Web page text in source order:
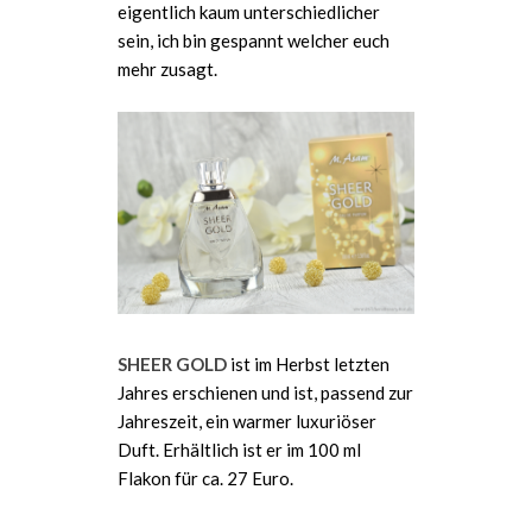
eigentlich kaum unterschiedlicher
sein, ich bin gespannt welcher euch
mehr zusagt.
SHEER GOLD ist im Herbst letzten
Jahres erschienen und ist, passend zur
Jahreszeit, ein warmer luxuriöser
Duft. Erhältlich ist er im 100 ml
Flakon für ca. 27 Euro.